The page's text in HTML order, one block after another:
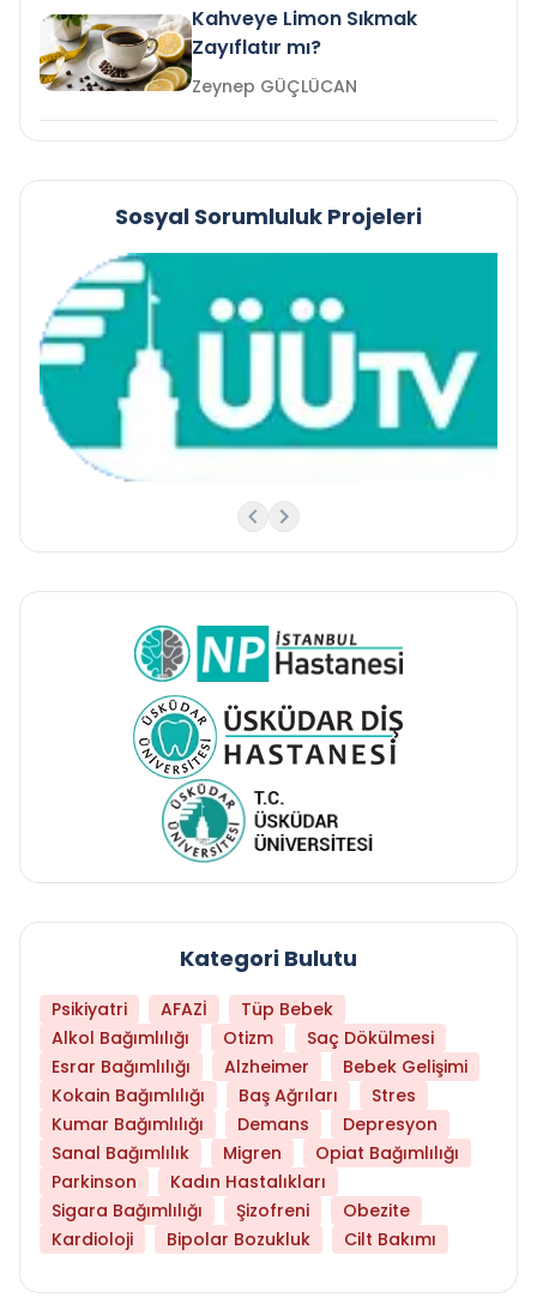
Kahveye Limon Sıkmak
Zayıflatır mı?
Zeynep GÜÇLÜCAN
Sosyal Sorumluluk Projeleri
Kategori Bulutu
Psikiyatri AFAZİ
Tüp Bebek
Alkol Bağımlılığı
Otizm
Saç Dökülmesi
Esrar Bağımlılığı
Alzheimer
Bebek Gelişimi
Kokain Bağımlılığı
Baş Ağrıları
Stres
Kumar Bağımlılığı
Demans
Depresyon
Sanal Bağımlılık
Migren
Opiat Bağımlılığı
Parkinson
Kadın Hastalıkları
Sigara Bağımlılığı
Şizofreni
Obezite
Kardioloji
Bipolar Bozukluk Cilt Bakımı